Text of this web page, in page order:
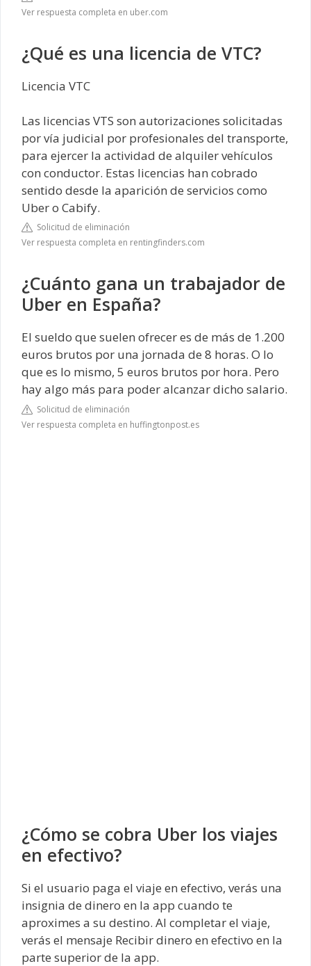
Ver respuesta completa en uber.com
¿Qué es una licencia de VTC?
Licencia VTC
Las licencias VTS son autorizaciones solicitadas
por vía judicial por profesionales del transporte,
para ejercer la actividad de alquiler vehículos
con conductor. Estas licencias han cobrado
sentido desde la aparición de servicios como
Uber o Cabify.
Solicitud de eliminación
Ver respuesta completa en rentingfinders.com
¿Cuánto gana un trabajador de
Uber en España?
El sueldo que suelen ofrecer es de más de 1.200
euros brutos por una jornada de 8 horas. O lo
que es lo mismo, 5 euros brutos por hora. Pero
hay algo más para poder alcanzar dicho salario.
Solicitud de eliminación
Ver respuesta completa en huffingtonpost.es
¿Cómo se cobra Uber los viajes
en efectivo?
Si el usuario paga el viaje en efectivo, verás una
insignia de dinero en la app cuando te
aproximes a su destino. Al completar el viaje,
verás el mensaje Recibir dinero en efectivo en la
parte superior de la app.